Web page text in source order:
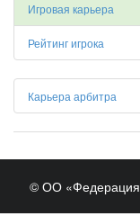
Игровая карьера
Рейтинг игрока
Карьера арбитра
© ОО «Федерация